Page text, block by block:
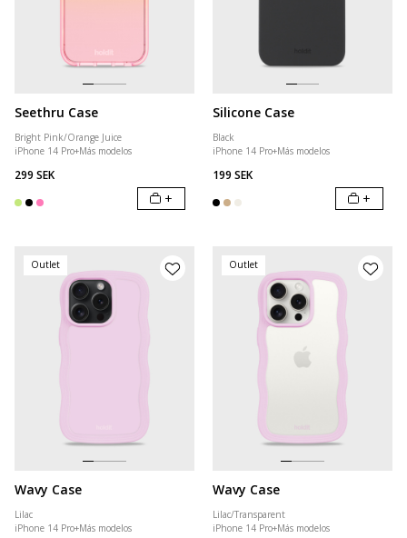
Seethru Case
Bright Pink/Orange Juice
iPhone 14 Pro+Más modelos
299 SEK
+
Silicone Case
Black
iPhone 14 Pro+Más modelos
199 SEK
+
Outlet
Wavy Case
Lilac
iPhone 14 Pro+Más modelos
Outlet
Wavy Case
Lilac/Transparent
iPhone 14 Pro+Más modelos